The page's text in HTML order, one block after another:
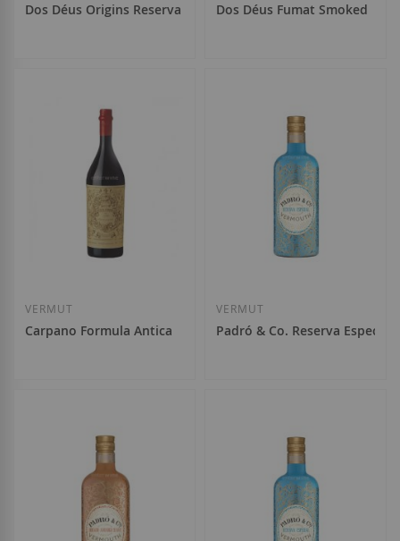
Dos Déus Origins Reserva Negre
Añadir a la Lista de Deseos
Dos Déus Fumat Smoked
No está disponible
VERMUT
Carpano Formula Antica
VERMUT
Padró & Co. Reserva Especial